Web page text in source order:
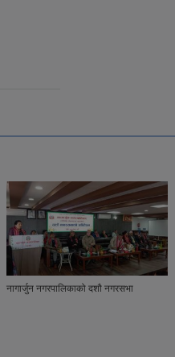
यस नागार्जुन नगरपालिका अन्तर्गत हाल वडा नं ७